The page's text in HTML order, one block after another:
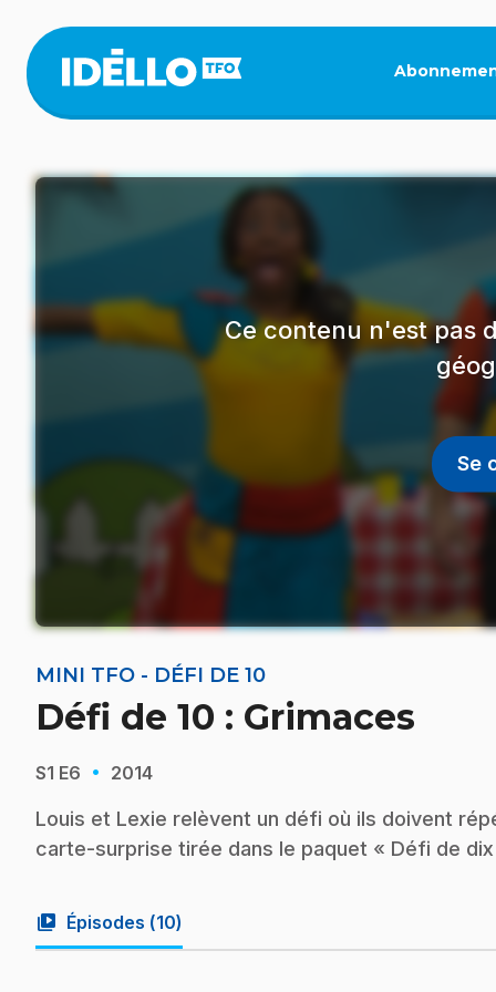
contenu
principal
Ce contenu n'est pas
Se
MINI TFO - DÉFI DE 10
Défi de 10 : Grimaces
S1 E6 · 2014
Louis et Lexie relèvent un défi où ils doivent
carte-surprise tirée dans le paquet « Défi de dix
video_library Épisodes (10)